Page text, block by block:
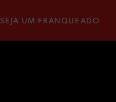
SEJA UM FRANQUEADO